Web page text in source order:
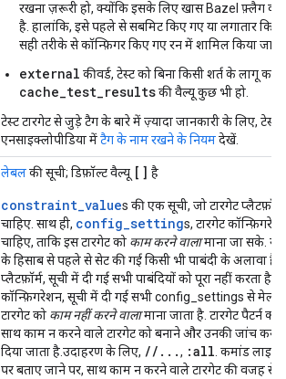
रखना ज़रूरी हो, क्योंकि इसके लिए खास Bazel फ़्लैग की
है. हालांकि, इसे पहले से सबमिट किए गए या लगातार किए
सही तरीके से कॉन्फ़िगर किए गए रन में शामिल किया जा
external कीवर्ड, टेस्ट को बिना किसी शर्त के लागू
cache_test_resultsकी वैल्यू कुछ भी हो.
टेस्ट टारगेट से जुड़े टैग के बारे में ज़्यादा जानकारी के लिए, टेस्ट
एनसाइक्लोपीडिया मेंटैग के नाम रखने के नियमदेखें.
लेबलकी सूची; डिफ़ॉल्ट वैल्यू [] है
constraint_values की एक सूची, जो टारगेट
चाहिए. साथ ही, config_settings, टारगेट
चाहिए, ताकि इस टारगेट को काम करने वालामाना जा सके. यह
के हिसाब से पहले से सेट की गई किसी भी पाबंदी के अलावा है.
प्लैटफ़ॉर्म, सूची में दी गई सभी पाबंदियों को पूरा नहीं करता है
कॉन्फ़िगरेशन, सूची में दी गई सभी config_settings से मेल
टारगेट को काम नहीं करने वालामाना जाता है. टारगेट पैटर्न को
साथ काम न करने वाले टारगेट को बनाने और उनकी जांच
दिया जाता है.उदाहरण के लिए, //..., :all . कमांड लाइन
पर बताए जाने पर, साथ काम न करने वाले टारगेट की वजह से